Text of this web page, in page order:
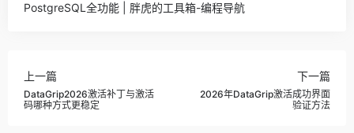
PostgreSQL全功能 | 胖虎的工具箱-编程导航
上一篇
DataGrip2026激活补丁与激活
码哪种方式更稳定
下一篇
2026年DataGrip激活成功界面
验证方法